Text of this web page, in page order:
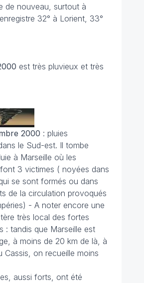
de nouveau, surtout à
32° à Lorient, 33°
est très pluvieux et très
2000 : pluies
le Sud-est. Il tombe
à Marseille où les
3 victimes ( noyées dans
se sont formés ou dans
de la circulation provoqués
- A noter encore une
très local des fortes
: tandis que Marseille est
à moins de 20 km de là, à
Cassis, on recueille moins
aussi forts, ont été